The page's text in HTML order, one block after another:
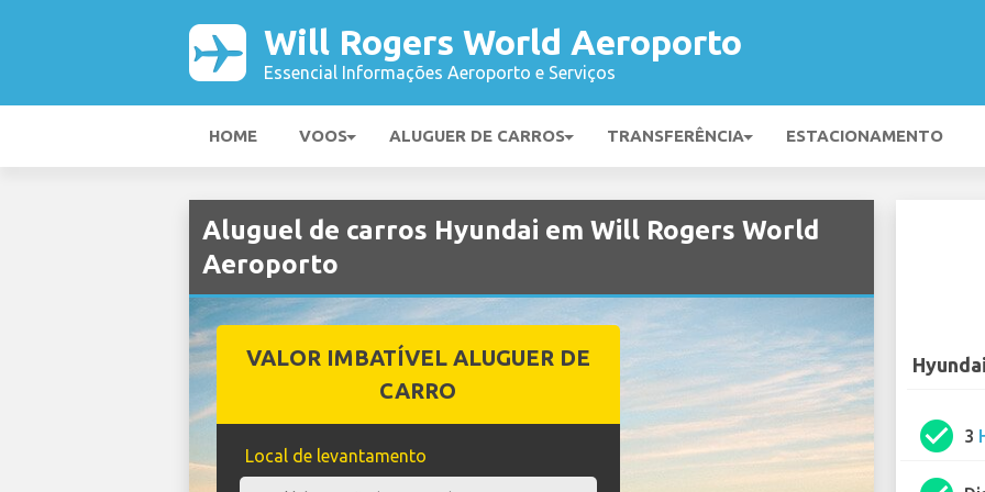
Will Rogers World Aeroporto
Essencial Informações Aeroporto e Serviços
HOME VOOS ALUGUER DE CARROS TRANSFERÊNCIA ESTACIONAMENTO
Aluguel de carros Hyundai em Will Rogers World
Aeroporto
VALOR IMBATÍVEL ALUGUER DE
CARRO
Local de levantamento check_circle 3